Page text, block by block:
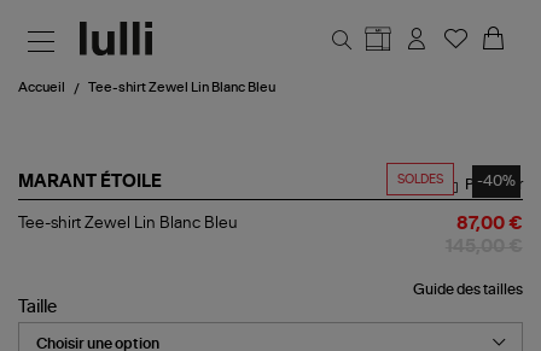
Accueil Tee-shirt Zewel Lin Blanc Bleu
SOLDES -40%
MARANT ÉTOILE
Tee-
Blanc
Bleu
Partager
Tee-shirt Zewel Lin Blanc Bleu 87,00 €
Guide des tailles
Taille